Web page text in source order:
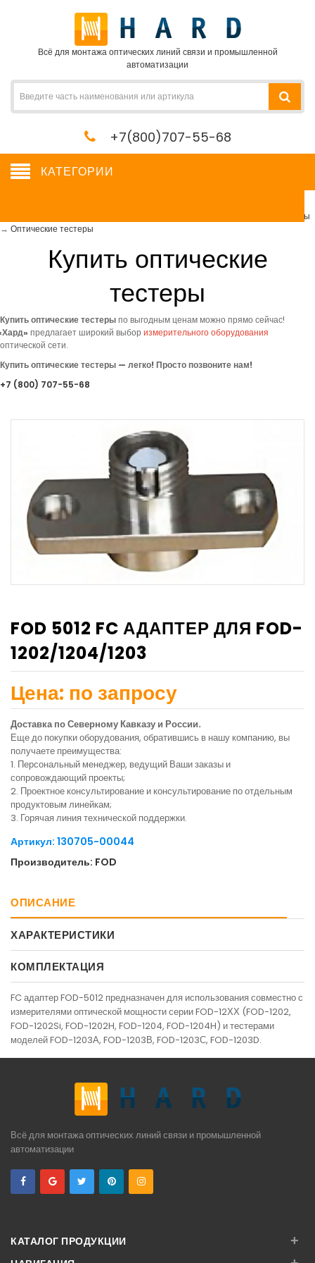
Всё для монтажа оптических линий связи и промышленной
автоматизации
+7(800)707-55-68
КАТЕГОРИИ
Измерительные приборы
→ Оптические тестеры
Купить оптические
тестеры
Купить оптические тестерыпо выгодным ценам можно прямо сейчас!
Хард» предлагаетширокий выборизмерительного оборудования
оптической сети.
Купить оптические тестеры — легко! Просто позвоните нам!
+7 (800) 707-55-68
FOD 5012 FC АДАПТЕР ДЛЯ FOD-
1202/1204/1203
Цена: по запросу
Доставка по Северному Кавказу и России.
Еще до покупки оборудования, обратившись в нашу компанию, вы
получаете преимущества:
1. Персональный менеджер, ведущий Ваши заказы и
сопровождающий проекты;
2. Проектное консультирование и консультирование по отдельным
продуктовым линейкам;
3. Горячая линия технической поддержки.
Артикул: 130705-00044
Производитель: FOD
ОПИСАНИЕ
ХАРАКТЕРИСТИКИ
КОМПЛЕКТАЦИЯ
FC адаптер FOD-5012 предназначен для использования совместно с
измерителями оптической мощности серии FOD-12ХХ (FOD-1202,
FOD-1202Si, FOD-1202H, FOD-1204, FOD-1204H) и тестерами
моделей FOD-1203А, FOD-1203В, FOD-1203С, FOD-1203D.
Всё для монтажа оптических линий связи и промышленной
автоматизации
КАТАЛОГ ПРОДУКЦИИ +